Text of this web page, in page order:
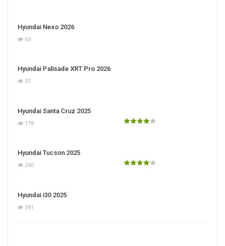
Hyundai Nexo 2026
60
Hyundai Palisade XRT Pro 2026
37
Hyundai Santa Cruz 2025
178
Hyundai Tucson 2025
240
Hyundai i30 2025
241